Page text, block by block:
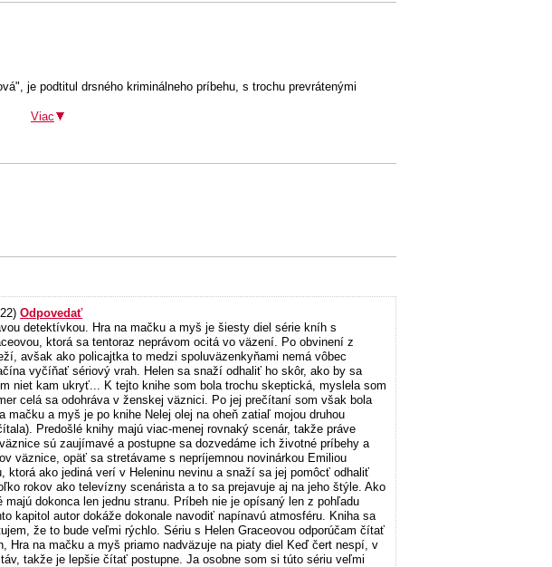
je podtitul drsného kriminálneho príbehu, s trochu prevrátenými
Viac
Odpovedať
detektívkou. Hra na mačku a myš je šiesty diel série kníh s
ktorá sa tentoraz neprávom ocitá vo väzení. Po obvinení z
avšak ako policajtka to medzi spoluväzenkyňami nemá vôbec
vyčíňať sériový vrah. Helen sa snaží odhaliť ho skôr, ako by sa
niet kam ukryť... K tejto knihe som bola trochu skeptická, myslela som
celá sa odohráva v ženskej väznici. Po jej prečítaní som však bola
mačku a myš je po knihe Nelej olej na oheň zatiaľ mojou druhou
Predošlé knihy majú viac-menej rovnaký scenár, takže práve
sú zaujímavé a postupne sa dozvedáme ich životné príbehy a
väznice, opäť sa stretávame s nepríjemnou novinárkou Emiliou
ktorá ako jediná verí v Heleninu nevinu a snaží sa jej pomôcť odhaliť
rokov ako televízny scenárista a to sa prejavuje aj na jeho štýle. Ako
dokonca len jednu stranu. Príbeh nie je opísaný len z pohľadu
kapitol autor dokáže dokonale navodiť napínavú atmosféru. Kniha sa
že to bude veľmi rýchlo. Sériu s Helen Graceovou odporúčam čítať
na mačku a myš priamo nadväzuje na piaty diel Keď čert nespí, v
takže je lepšie čítať postupne. Ja osobne som si túto sériu veľmi